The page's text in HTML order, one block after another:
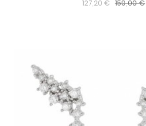
127,20 € 159,00 €